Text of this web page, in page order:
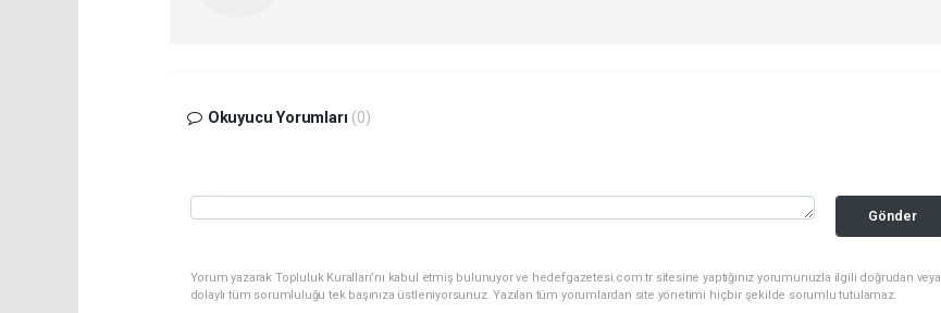
Okuyucu Yorumları (0)
Gönder
Yorum yazarak Topluluk Kuralları’nı kabul etmiş bulunuyor ve hedefgazetesi.com.tr sitesine yaptığınız yorumunuzla ilgili doğrudan veya
dolaylı tüm sorumluluğu tek başınıza üstleniyorsunuz. Yazılan tüm yorumlardan site yönetimi hiçbir şekilde sorumlu tutulamaz.